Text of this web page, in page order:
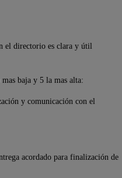
el directorio es clara y útil
baja y 5 la mas alta:
y comunicación con el
acordado para finalización de